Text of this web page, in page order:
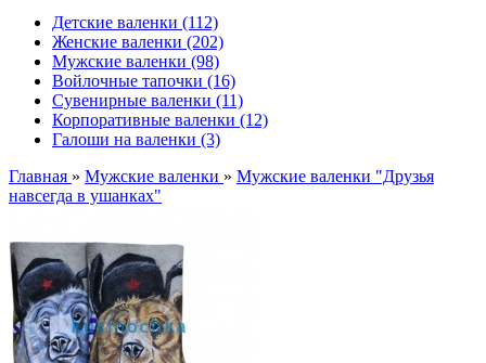
Детские валенки (112)
Женские валенки (202)
Мужские валенки (98)
Войлочные тапочки (16)
Сувенирные валенки (11)
Корпоративные валенки (12)
Галоши на валенки (3)
Главная » Мужские валенки » Мужские валенки "Друзья
навсегда в ушанках"